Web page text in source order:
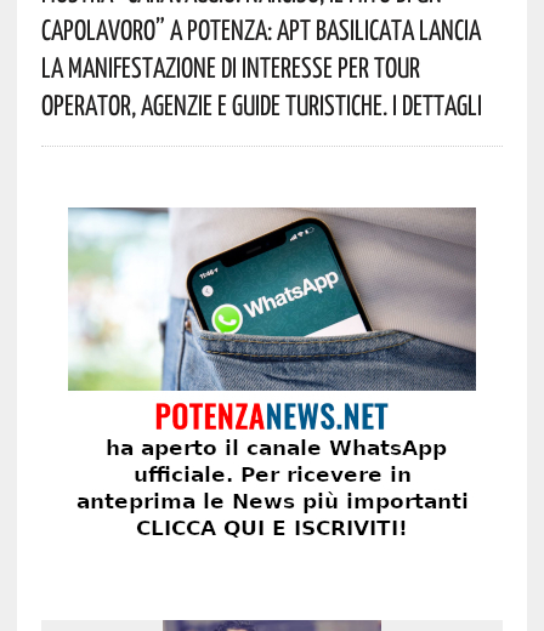
Capolavoro” A Potenza: APT Basilicata Lancia
La Manifestazione Di Interesse Per Tour
Operator, Agenzie E Guide Turistiche. I Dettagli